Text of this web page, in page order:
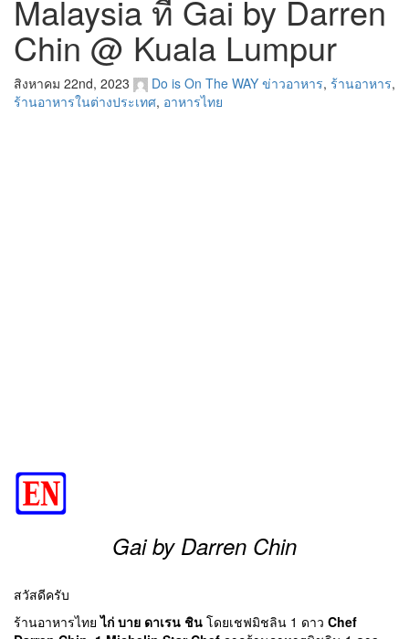
Malaysia ที่ Gai by Darren
Chin @ Kuala Lumpur
สิงหาคม 22nd, 2023 Do is On The WAY ข่าวอาหาร, ร้านอาหาร,
ร้านอาหารในต่างประเทศ, อาหารไทย
สวัสดีครับ